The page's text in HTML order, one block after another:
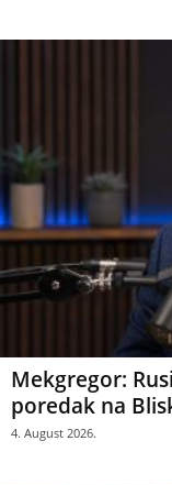
Mekgregor:
poredak na
4. August 2026.